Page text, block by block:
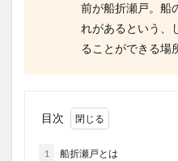
前が船折瀬戸。船
れがあるという、
ることができる場
目次
1 船折瀬戸とは